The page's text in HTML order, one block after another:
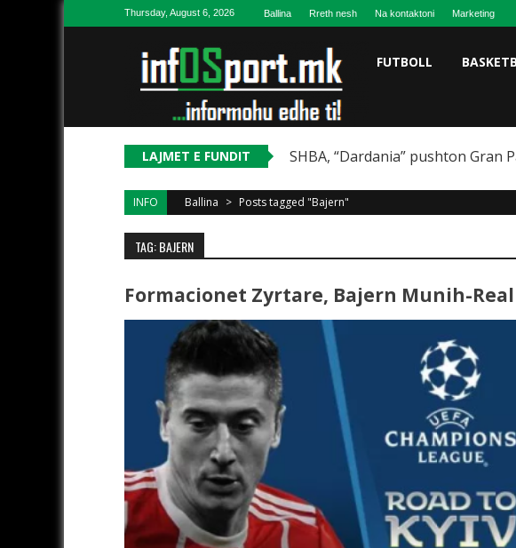
Skip to contentThursday, August 6, 2026 Ballina Rreth nesh Na kontaktoni Marketing
FUTBOLL
LAJMET E FUNDIT SHBA, “Dardania” pushton Gran
INFO Ballina > Posts tagged "Bajern"
TAG: BAJERN
Formacionet Zyrtare, Bajern Munih-